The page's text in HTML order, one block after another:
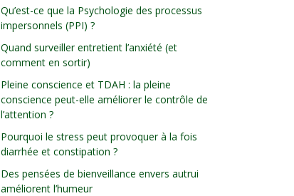
Qu’est-ce que la Psychologie des processus
impersonnels (PPI) ?
Quand surveiller entretient l’anxiété (et
comment en sortir)
Pleine conscience et TDAH : la pleine
conscience peut-elle améliorer le contrôle de
l’attention ?
Pourquoi le stress peut provoquer à la fois
diarrhée et constipation ?
Des pensées de bienveillance envers autrui
améliorent l’humeur